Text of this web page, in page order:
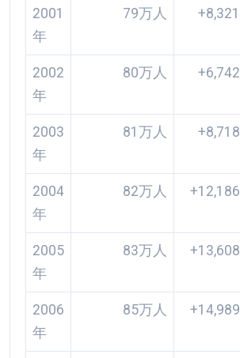
2001
年
79万人 +8,321
2002
年
80万人 +6,742
2003
年
81万人 +8,718
2004
年
82万人 +12,186
2005
年
83万人 +13,608
2006
年
85万人 +14,989